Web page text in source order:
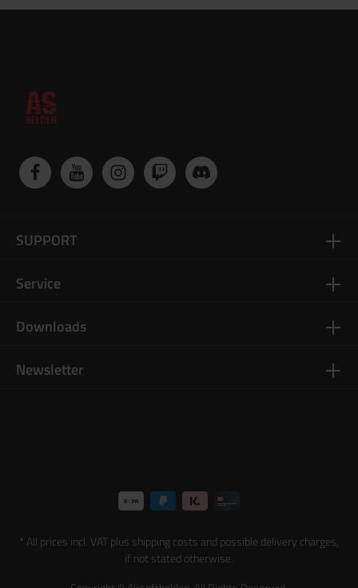
Newsletter
SUPPORT
Service
Downloads
* All prices incl. VAT plus shipping costs and possible delivery charges,
if not stated otherwise.